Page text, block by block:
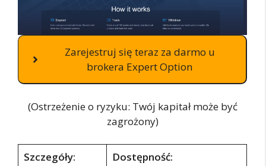
Zarejestruj się teraz za darmo u
brokera Expert Option
(Ostrzeżenie o ryzyku: Twój kapitał może być
zagrożony)
Szczegóły:
Dostępność: